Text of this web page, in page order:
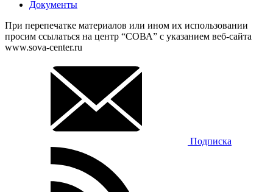
Документы
При перепечатке материалов или ином их использовании
просим ссылаться на центр “СОВА” с указанием веб-сайта
www.sova-center.ru
Подписка